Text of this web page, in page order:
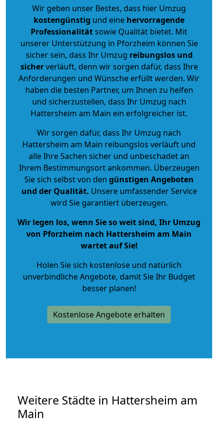
Wir geben unser Bestes, dass hier Umzug
kostengünstig und eine hervorragende
Professionalitätsowie Qualität bietet. Mit
unserer Unterstützung in Pforzheim können Sie
sicher sein, dass Ihr Umzug reibungslos und
sicherverläuft, denn wir sorgen dafür, dass Ihre
Anforderungen und Wünsche erfüllt werden. Wir
haben die besten Partner, um Ihnen zu helfen
und sicherzustellen, dass Ihr Umzug nach
Hattersheim am Main ein erfolgreicher ist.
Wir sorgen dafür, dass Ihr Umzug nach
Hattersheim am Main reibungslos verläuft und
alle Ihre Sachen sicher und unbeschadet an
Ihrem Bestimmungsort ankommen. Überzeugen
Sie sich selbst von den günstigen Angeboten
und der Qualität. Unsere umfassender Service
wird Sie garantiert überzeugen.
Wir legen los, wenn Sie so weit sind, Ihr Umzug
von Pforzheim nach Hattersheim am Main
wartet auf Sie!
Holen Sie sich kostenlose und natürlich
unverbindliche Angebote, damit Sie Ihr Budget
besser planen!
Kostenlose Angebote erhalten
Weitere Städte in Hattersheim am
Main